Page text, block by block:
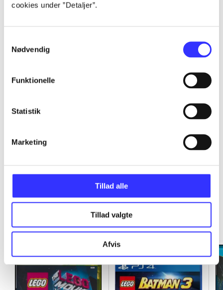
cookies under ”Detaljer”.
Nødvendig
Funktionelle
Statistik
Marketing
Tillad alle
Tillad valgte
Afvis
...
...
...